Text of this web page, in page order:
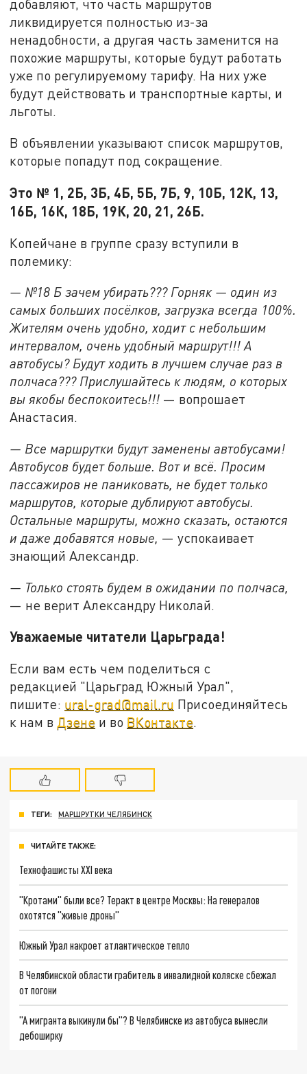
добавляют, что часть маршрутов
ликвидируется полностью из-за
ненадобности, а другая часть заменится на
похожие маршруты, которые будут работать
уже по peгулируемому тарифу. На них уже
будут действовать и транспортные карты, и
льготы.
В объявлении указывают список маршрутов,
которые попадут под сокращение.
Это № 1, 2Б, 3Б, 4Б, 5Б, 7Б, 9, 10Б, 12К, 13,
16Б, 16К, 18Б, 19К, 20, 21, 26Б.
Копейчане в группе сразу вступили в
полемику:
— №18 Б зачем убирать??? Горняк — один из
самых больших посёлков, загрузка всегда 100%.
Жителям очень удобно, ходит с небольшим
интервалом, очень удобный маршрут!!! А
автобусы? Будут ходить в лучшем случае раз в
полчаса??? Прислушайтесь к людям, о которых
вы якобы беспокоитесь!!! — вопрошает
Анастасия.
— Все маршрутки будут заменены автобусами!
Автобусов будет больше. Вот и всё. Просим
пассажиров не паниковать, не будет только
маршрутов, которые дублируют автобусы.
Остальные маршруты, можно сказать, остаются
и даже добавятся новые, — успокаивает
знающий Александр.
— Только стоять будем в ожидании по полчаса,
— не верит Александру Николай.
Уважаемые читатели Царьграда!
Если вам есть чем поделиться с
редакцией "Царьград Южный Урал",
пишите: ural-grad@mail.ru Присоединяйтесь
к нам в Дзене и во ВКонтакте.
ТЕГИ: МАРШРУТКИ ЧЕЛЯБИНСК
ЧИТАЙТЕ ТАКЖЕ:
Технофашисты XXI века
"Кротами" были все? Теракт в центре Москвы: На генералов
охотятся "живые дроны"
Южный Урал накроет атлантическое тепло
В Челябинской области грабитель в инвалидной коляске сбежал
от погони
"А мигранта выкинули бы"? В Челябинске из автобуса вынесли
дебоширку